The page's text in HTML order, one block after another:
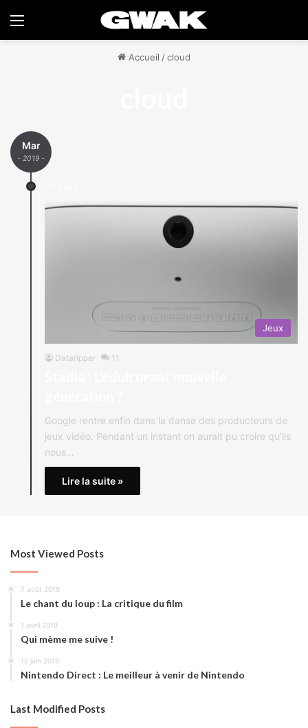
Menu
Accueil /cloud
Mar
- 2019 -
Jeux
Dataripper 11
Google rentre enfin dans la danse des producteurs de
jeux vidéo. Pendant un instant on aurait pu croire qu’ils
nous…
Lire la suite »
Most Viewed Posts
7 août 2019
Le chant du loup : La critique du film
1 avril 2019
Qui mème me suive !
12 juin 2019
Nintendo Direct : Le meilleur à venir de Nintendo
Last Modified Posts